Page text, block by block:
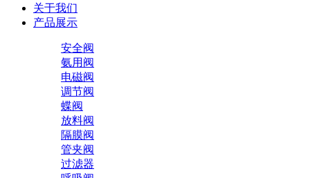
关于我们
产品展示
安全阀
氨用阀
电磁阀
调节阀
蝶阀
放料阀
隔膜阀
管夹阀
过滤器